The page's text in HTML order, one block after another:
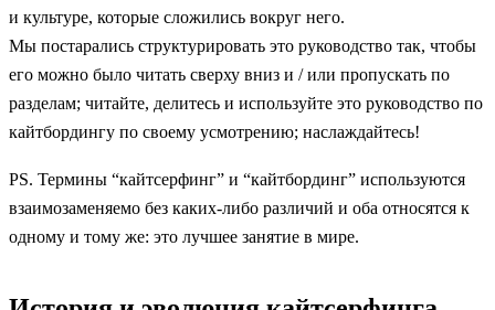
и культуре, которые сложились вокруг него.
Мы постарались структурировать это руководство так, чтобы
его можно было читать сверху вниз и / или пропускать по
разделам; читайте, делитесь и используйте это руководство по
кайтбордингу по своему усмотрению; наслаждайтесь!
PS. Термины “кайтсерфинг” и “кайтбординг” используются
взаимозаменяемо без каких-либо различий и оба относятся к
одному и тому же: это лучшее занятие в мире.